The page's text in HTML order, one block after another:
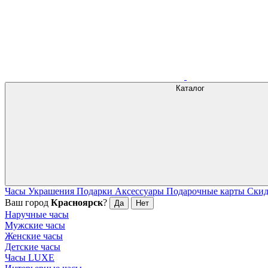
Каталог
Часы Украшения Подарки Аксессуары Подарочные карты
Ваш город Красноярск? Да Нет
Наручные часы
Мужские часы
Женские часы
Детские часы
Часы LUXE